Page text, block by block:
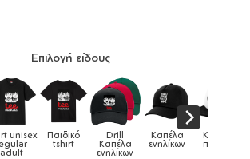
Επιλογή είδους
Καπέλα
ενηλίκων
Καπέλα
παιδικά Κούπες Κούπες
ειδικές